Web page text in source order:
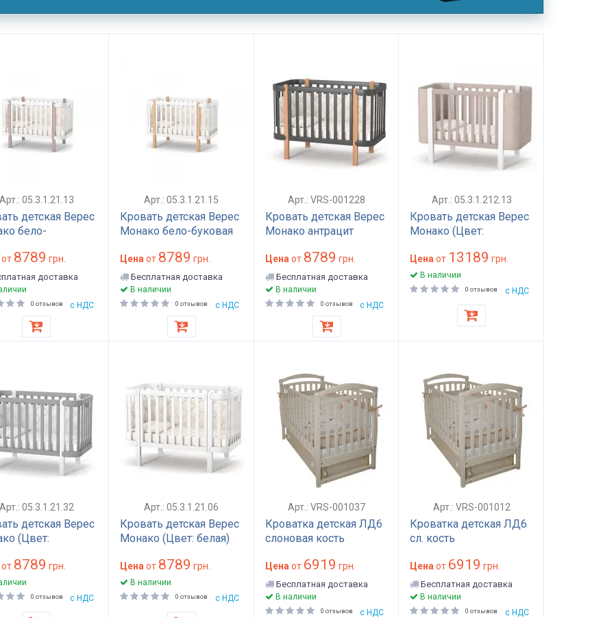
Арт.: 05.3.1.21.13
детская Верес
бело-
от 8789 грн.
доставка
0 отзывов с НДС
Арт.: 05.3.1.21.15
Кровать детская Верес
Монако бело-буковая
Цена от 8789 грн.
Бесплатная доставка
В наличии
0 отзывов с НДС
Арт.: VRS-001228
Кровать детская Верес
Монако антрацит
Цена от 8789 грн.
Бесплатная доставка
В наличии
0 отзывов с НДС
Арт.: 05.3.1.212.13
Кровать детская Верес
Монако (Цвет:
Цена от 13189 грн.
В наличии
0 отзывов с НДС
Арт.: 05.3.1.21.32
детская Верес
(Цвет:
от 8789 грн.
0 отзывов с НДС
Арт.: 05.3.1.21.06
Кровать детская Верес
Монако (Цвет: белая)
Цена от 8789 грн.
В наличии
0 отзывов с НДС
Арт.: VRS-001037
Кроватка детская ЛД6
слоновая кость
Цена от 6919 грн.
Бесплатная доставка
В наличии
0 отзывов с НДС
Арт.: VRS-001012
Кроватка детская ЛД6
сл. кость
Цена от 6919 грн.
Бесплатная доставка
В наличии
0 отзывов с НДС